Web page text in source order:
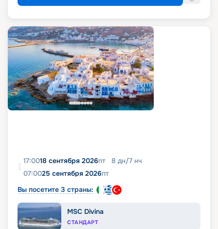
17:0018 сентября 2026пт 8 дн/7 нч
07:0025 сентября 2026пт
Вы посетите 3 страны:
MSC Divina
СТАНДАРТ